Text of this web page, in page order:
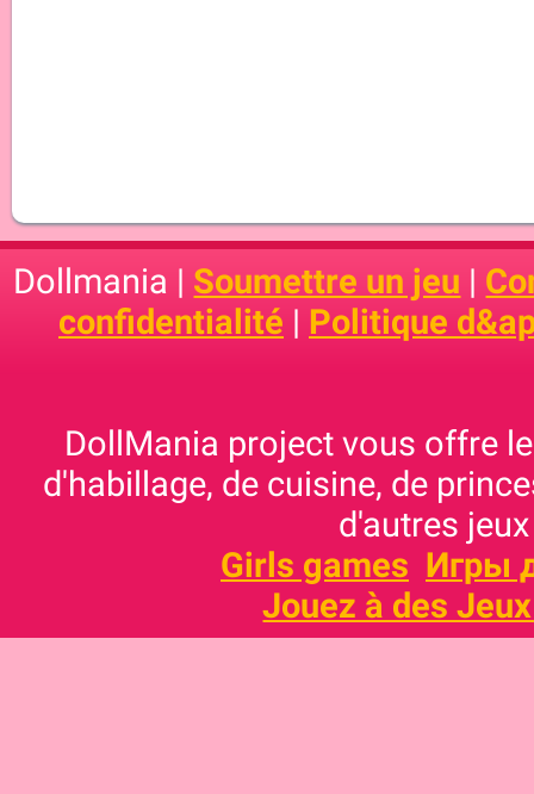
Dollmania | Soumettre un jeu |
confidentialité | Politique
DollMania project vous offre
d'habillage, de cuisine, de
d'autres
Girls games Игры
Jouez à des